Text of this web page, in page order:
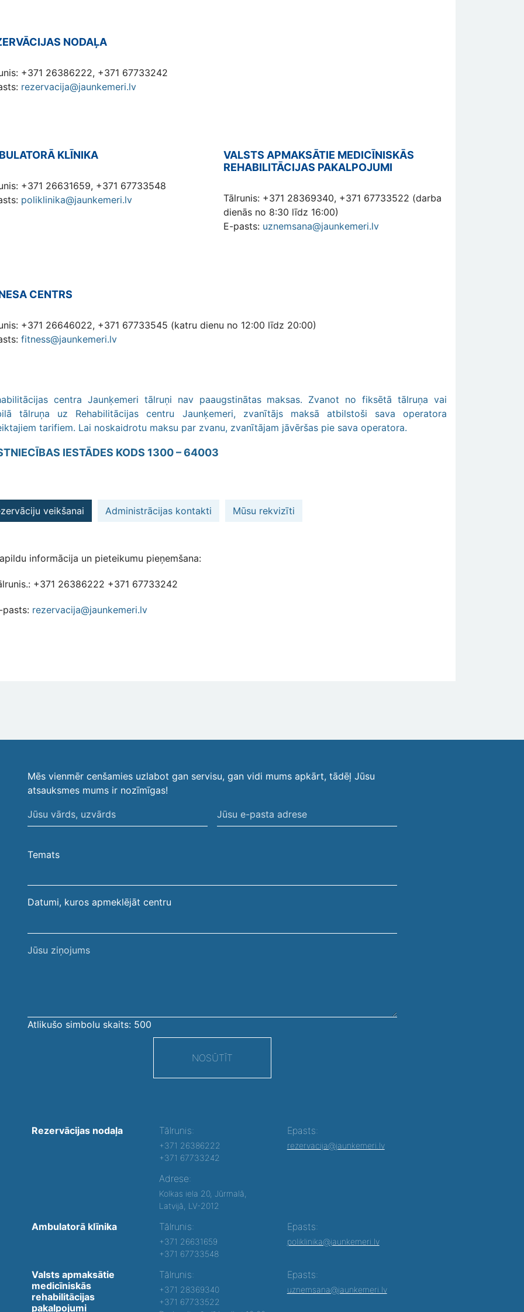
NODAĻA
+371 26386222, +371 67733242
rezervacija@jaunkemeri.lv
KLĪNIKA
+371 26631659, +371 67733548
poliklinika@jaunkemeri.lv
VALSTS APMAKSĀTIE MEDICĪNISKĀS
REHABILITĀCIJAS PAKALPOJUMI
Tālrunis: +371 28369340, +371 67733522 (darba
dienās no 8:30 līdz 16:00)
E-pasts: uznemsana@jaunkemeri.lv
CENTRS
+371 26646022, +371 67733545 (katru dienu no 12:00 līdz 20:00)
fitness@jaunkemeri.lv
centra Jaunķemeri tālruņi nav paaugstinātas maksas. Zvanot no fiksētā tālruņa vai
tālruņa uz Rehabilitācijas centru Jaunķemeri, zvanītājs maksā atbilstoši sava operatora
tarifiem. Lai noskaidrotu maksu par zvanu, zvanītājam jāvēršas pie sava operatora.
IESTĀDES KODS 1300 – 64003
veikšanai Administrācijas kontakti Mūsu rekvizīti
informācija un pieteikumu pieņemšana:
+371 26386222 +371 67733242
pasts: rezervacija@jaunkemeri.lv
Mēs vienmēr cenšamies uzlabot gan servisu, gan vidi mums apkārt, tādēļ Jūsu
atsauksmes mums ir nozīmīgas!
Jūsu
vārds,
Jūsu
e-
Temats
Datumi, kuros apmeklējāt centru
Jūsu
Atlikušo simbolu skaits: 500
NOSŪTĪT
Rezervācijas nodaļa Tālrunis:
+371 26386222
+371 67733242
Adrese:
Kolkas iela 20, Jūrmalā,
Latvijā, LV-2012
Epasts:
rezervacija@jaunkemeri.lv
Ambulatorā klīnika Tālrunis:
+371 26631659
+371 67733548
Epasts:
poliklinika@jaunkemeri.lv
Valsts apmaksātie
medicīniskās
rehabilitācijas
pakalpojumi
Tālrunis:
+371 28369340
+371 67733522
Epasts:
uznemsana@jaunkemeri.lv